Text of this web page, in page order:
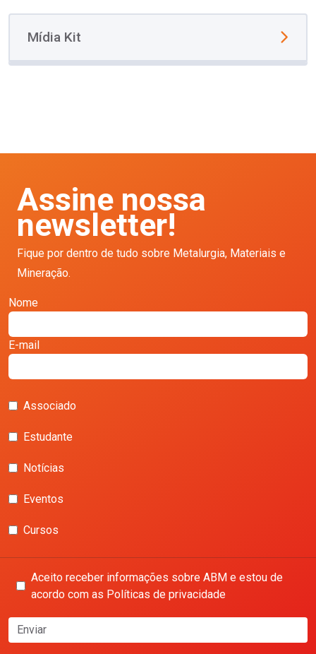
Mídia Kit
Assine nossa
newsletter!
Fique por dentro de tudo sobre Metalurgia, Materiais e
Mineração.
Nome
E-mail
Associado
Estudante
Notícias
Eventos
Cursos
Aceito receber informações sobre ABM e estou de
acordo com as Políticas de privacidade
Enviar